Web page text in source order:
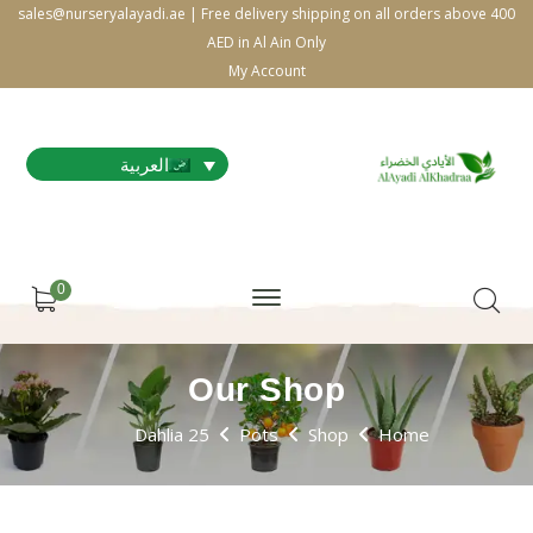
sales@nurseryalayadi.ae | Free delivery shipping on all orders above 400
AED in Al Ain Only
My Account
العربية
0
Our Shop
Home
Shop
Pots
Dahlia 25